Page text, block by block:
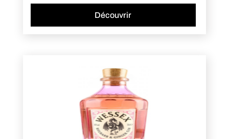
Découvrir